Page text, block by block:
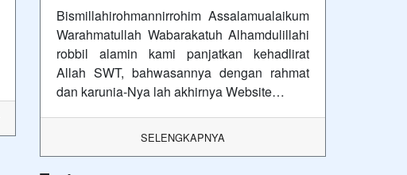
Bismillahirohmannirrohim Assalamualaikum
Warahmatullah Wabarakatuh Alhamdulillahi
robbil alamin kami panjatkan kehadlirat
Allah SWT, bahwasannya dengan rahmat
dan karunia-Nya lah akhirnya Website…
SELENGKAPNYA